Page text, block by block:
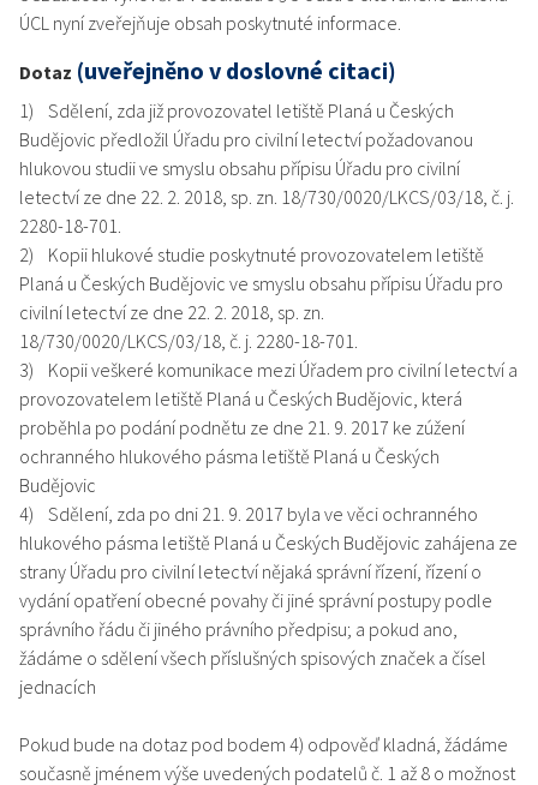
ÚCL nyní zveřejňuje obsah poskytnuté informace.
Dotaz (uveřejněno v doslovné citaci)
1) Sdělení, zda již provozovatel letiště Planá u Českých
Budějovic předložil Úřadu pro civilní letectví požadovanou
hlukovou studii ve smyslu obsahu přípisu Úřadu pro civilní
letectví ze dne 22. 2. 2018, sp. zn. 18/730/0020/LKCS/03/18, č. j.
2280-18-701.
2) Kopii hlukové studie poskytnuté provozovatelem letiště
Planá u Českých Budějovic ve smyslu obsahu přípisu Úřadu pro
civilní letectví ze dne 22. 2. 2018, sp. zn.
18/730/0020/LKCS/03/18, č. j. 2280-18-701.
3) Kopii veškeré komunikace mezi Úřadem pro civilní letectví a
provozovatelem letiště Planá u Českých Budějovic, která
proběhla po podání podnětu ze dne 21. 9. 2017 ke zúžení
ochranného hlukového pásma letiště Planá u Českých
Budějovic
4) Sdělení, zda po dni 21. 9. 2017 byla ve věci ochranného
hlukového pásma letiště Planá u Českých Budějovic zahájena ze
strany Úřadu pro civilní letectví nějaká správní řízení, řízení o
vydání opatření obecné povahy či jiné správní postupy podle
správního řádu či jiného právního předpisu; a pokud ano,
žádáme o sdělení všech příslušných spisových značek a čísel
jednacích
Pokud bude na dotaz pod bodem 4) odpověď kladná, žádáme
současně jménem výše uvedených podatelů č. 1 až 8 o možnost